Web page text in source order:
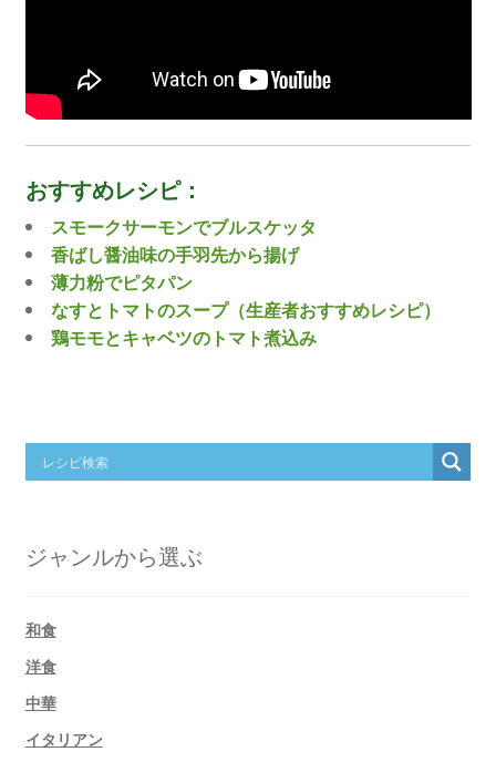
おすすめレシピ：
スモークサーモンでブルスケッタ
香ばし醤油味の手羽先から揚げ
薄力粉でピタパン
なすとトマトのスープ（生産者おすすめレシピ）
鶏モモとキャベツのトマト煮込み
ジャンルから選ぶ
和食
洋食
中華
イタリアン